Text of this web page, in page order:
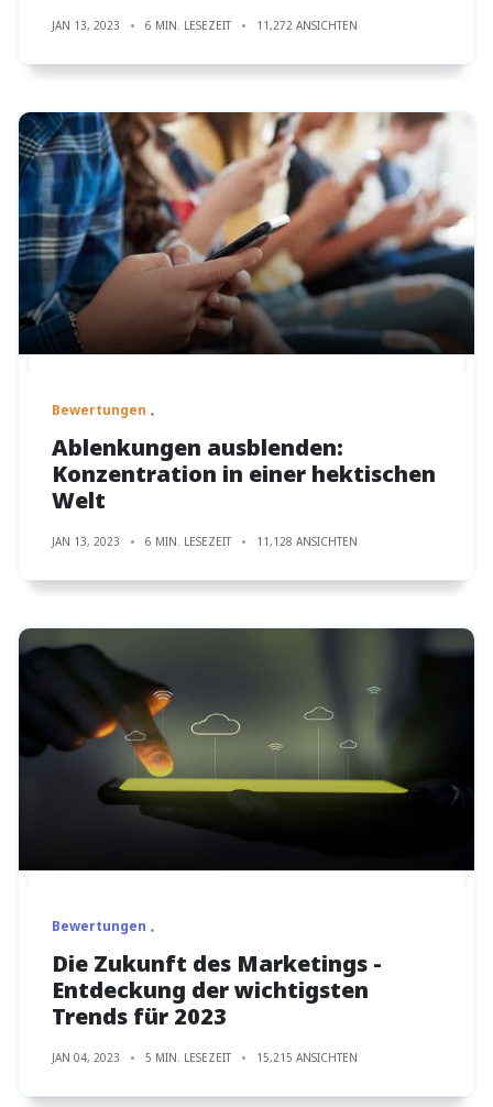
JAN 13, 2023 6 MIN. LESEZEIT 11,272 ANSICHTEN
Bewertungen
Ablenkungen ausblenden:
Konzentration in einer hektischen
Welt
JAN 13, 2023 6 MIN. LESEZEIT 11,128 ANSICHTEN
Bewertungen
Die Zukunft des Marketings -
Entdeckung der wichtigsten
Trends für 2023
JAN 04, 2023 5 MIN. LESEZEIT 15,215 ANSICHTEN